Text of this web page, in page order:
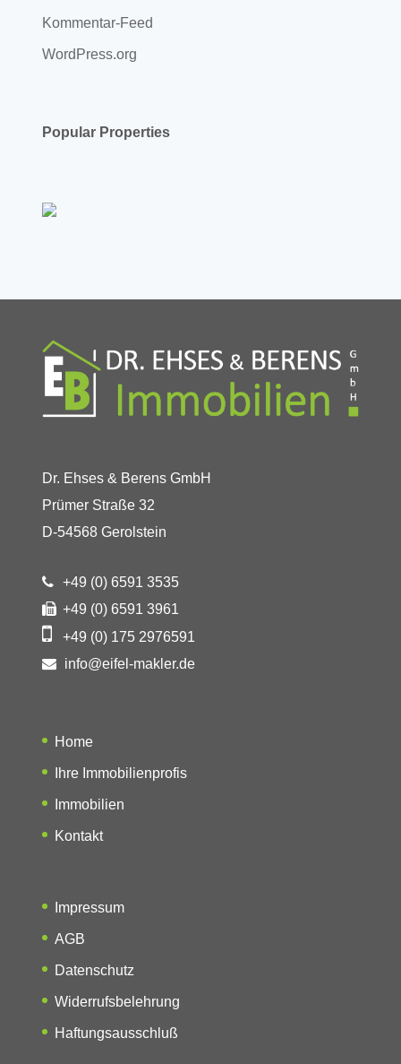
Kommentar-Feed
WordPress.org
Popular Properties
Dr. Ehses & Berens GmbH
Prümer Straße 32
D-54568 Gerolstein
+49 (0) 6591 3535
+49 (0) 6591 3961
+49 (0) 175 2976591
info@eifel-makler.de
Home
Ihre Immobilienprofis
Immobilien
Kontakt
Impressum
AGB
Datenschutz
Widerrufsbelehrung
Haftungsausschluß